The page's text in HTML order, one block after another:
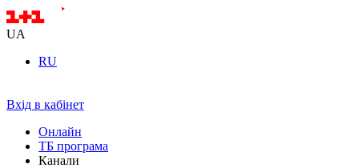
UA
RU
Вхід в кабінет
Онлайн
ТБ програма
Канали